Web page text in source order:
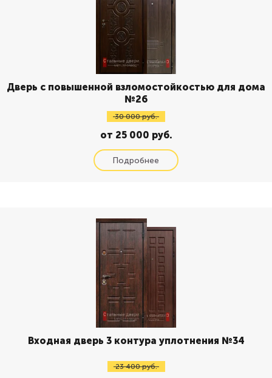
Дверь с повышенной взломостойкостью для дома
№26
30 000 руб.
от 25 000 руб.
Входная дверь 3 контура уплотнения №34
23 400 руб.